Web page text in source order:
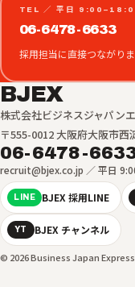
TEL ／ 平日
06-6478-6633
採用担当に直接つながりま
BJEX
株式会社ビジネスジャパン
〒555-0012 大阪府大阪市
06-6478-
recruit@bjex.co.jp ／ 平日
LINE BJEX 採用LINE
YT BJEX チャンネル
© 2026 Business Japan